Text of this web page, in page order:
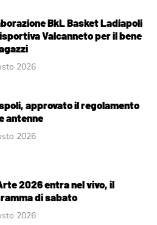
BkL Basket Ladiapoli
Valcanneto per il bene
2026
approvato il regolamento
antenne
2026
2026 entra nel vivo, il
di sabato
2026